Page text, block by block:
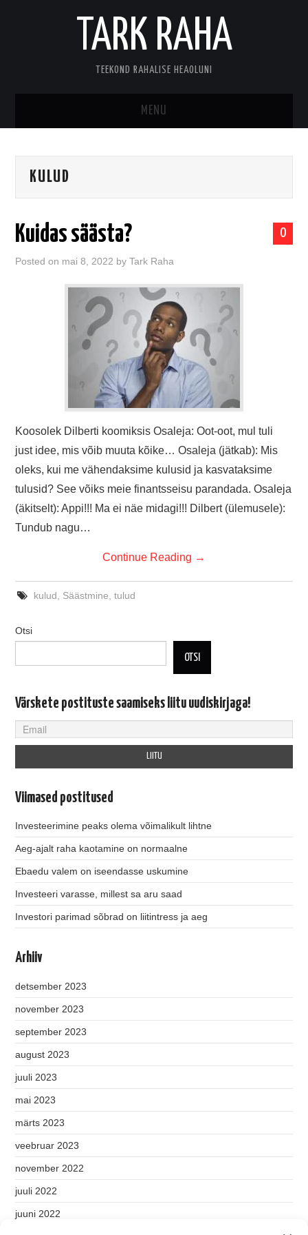
TARK RAHA
TEEKOND RAHALISE HEAOLUNI
MENU
KONTAKT
KULUD
0
Kuidas säästa?
Posted on mai 8, 2022 byTark Raha
Koosolek Dilberti koomiksis Osaleja: Oot-oot, mul tuli
just idee, mis võib muuta kõike… Osaleja (jätkab): Mis
oleks, kui me vähendaksime kulusid ja kasvataksime
tulusid? See võiks meie finantsseisu parandada. Osaleja
(äkitselt): Appi!!! Ma ei näe midagi!!! Dilbert (ülemusele):
Tundub nagu…
Continue Reading →
kulud Säästmine tulud
Otsi
OTSI
Värskete postituste saamiseks liitu uudiskirjaga!
Viimased postitused
Investeerimine peaks olema võimalikult lihtne
Aeg-ajalt raha kaotamine on normaalne
Ebaedu valem on iseendasse uskumine
Investeeri varasse, millest sa aru saad
Investori parimad sõbrad on liitintress ja aeg
Arhiiv
detsember 2023
november 2023
september 2023
august 2023
juuli 2023
mai 2023
märts 2023
veebruar 2023
november 2022
juuli 2022
juuni 2022